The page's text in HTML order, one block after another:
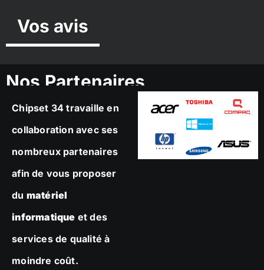
Vos avis
Nos Partenaires
Chipset 34 travaille en
collaboration avec ses
nombreux partenaires
afin de vous proposer
du matériel
informatique et des
services de qualité à
moindre coût.